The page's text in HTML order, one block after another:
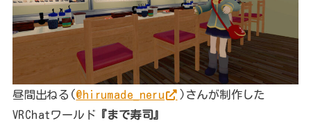
昼間出ねる(@hirumade_neru
)さんが制作した
VRChatワールド 『まで寿司』